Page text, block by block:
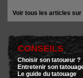
Voir tous les articles sur
CONSEILS
Choisir son tatoueur ?
Entretenir son
Le guide du tatouage